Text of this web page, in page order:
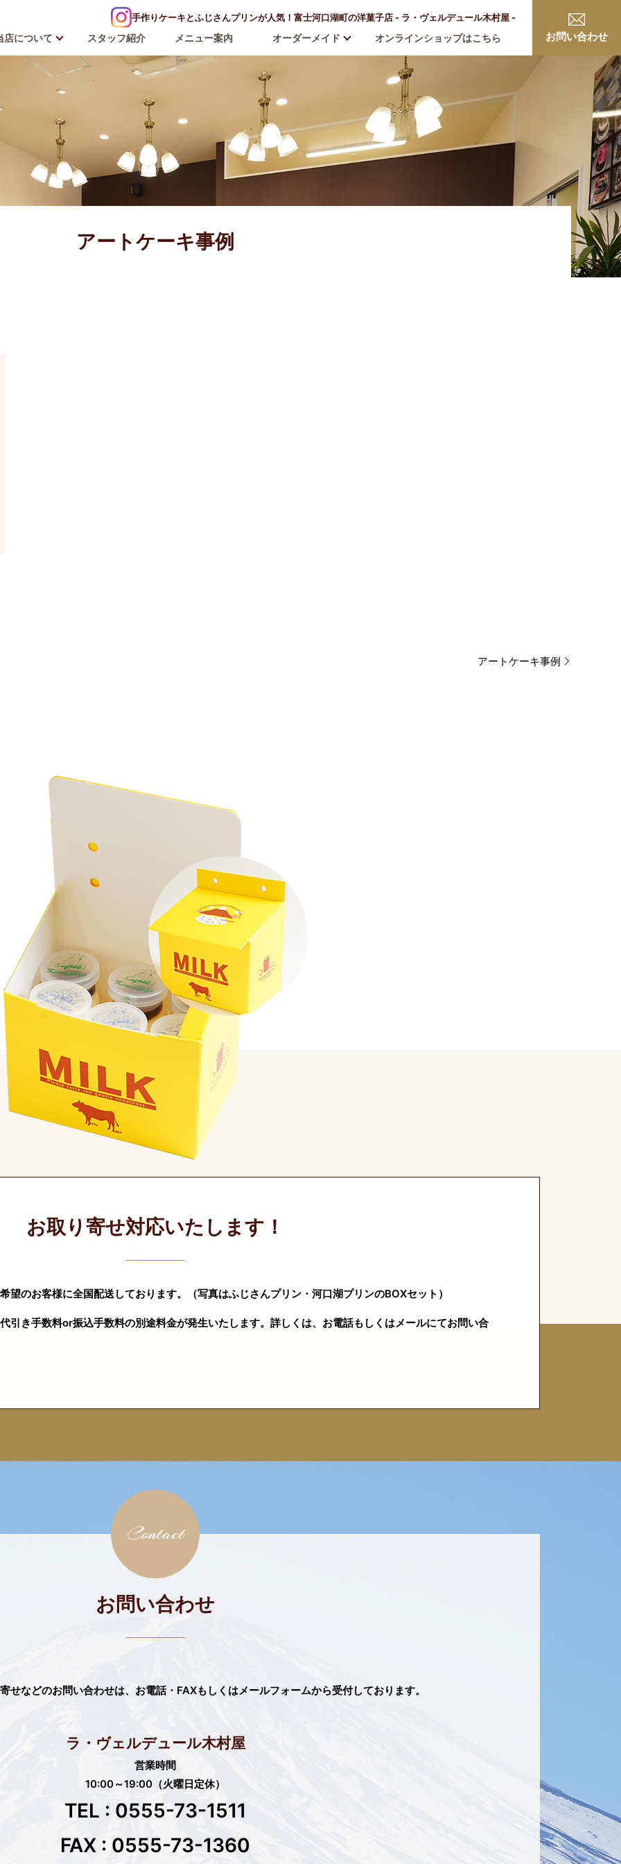
手作りケーキとふじさんプリンが人気！富士河口湖町の洋菓子店 - ラ・ヴェルデュール木村屋 -
お問い合わせ
店について スタッフ紹介 メニュー案内 オーダーメイド オンラインショップはこちら
アートケーキ事例
アートケーキ事例
お取り寄せ対応いたします！
望のお客様に全国配送しております。（写真はふじさんプリン・河口湖プリンのBOXセット）
引き手数料or振込手数料の別途料金が発生いたします。詳しくは、お電話もしくはメールにてお問い合
Contact
お問い合わせ
せなどのお問い合わせは、 お電話・FAXもしくはメールフォームから受付しております。
ラ・ヴェルデュール木村屋
営業時間
10:00～19:00（火曜日定休）
TEL : 0555-73-1511
FAX : 0555-73-1360